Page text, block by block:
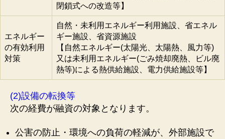
閉鎖式への改造等】
エネルギー
の有効利用
対策
自然・未利用エネルギー利用施設、省エネル
ギー施設、省資源施設
【自然エネルギー(太陽光、太陽熱、風力等)
又は未利用エネルギー(ごみ焼却廃熱、ビル廃
熱等)による熱供給施設、電力供給施設等】
(2)設備の転換等
次の経費が融資の対象となります。
公害の防止・環境への負荷の軽減が、外部施設で